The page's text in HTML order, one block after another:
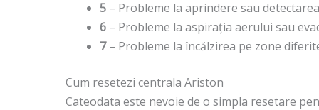
5 – Probleme la aprindere sau
6 – Probleme la aspirația aerului sau
7– Probleme la încălzirea pe zone
Cum resetezi centrala Ariston
Cateodata este nevoie de o simpla resetare